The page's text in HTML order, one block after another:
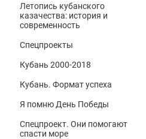
Летопись кубанского
казачества: история и
современность
Спецпроекты
Кубань 2000-2018
Кубань. Формат успеха
Я помню День Победы
Спецпроект. Они помогают
спасти море